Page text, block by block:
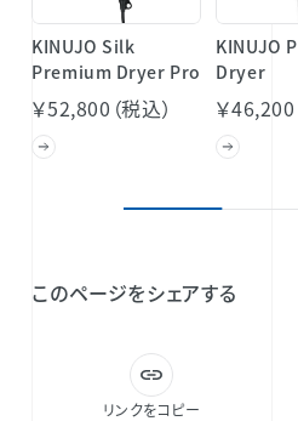
KINUJO Silk
Premium Dryer Pro
￥52,800（税込）
KINUJO
Dryer
￥46,200
このページをシェアする
リンクをコピー